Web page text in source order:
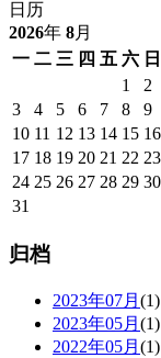
日历
2026年 8月
一 二 三 四 五 六 日
1
2
3
4 5 6 7 8
9
10 11 12 13 14 15 16
17 18 19 20 21 22 23
24 25 26 27 28 29 30
31
归档
2023年07月 (1)
2023年05月 (1)
2022年05月 (1)